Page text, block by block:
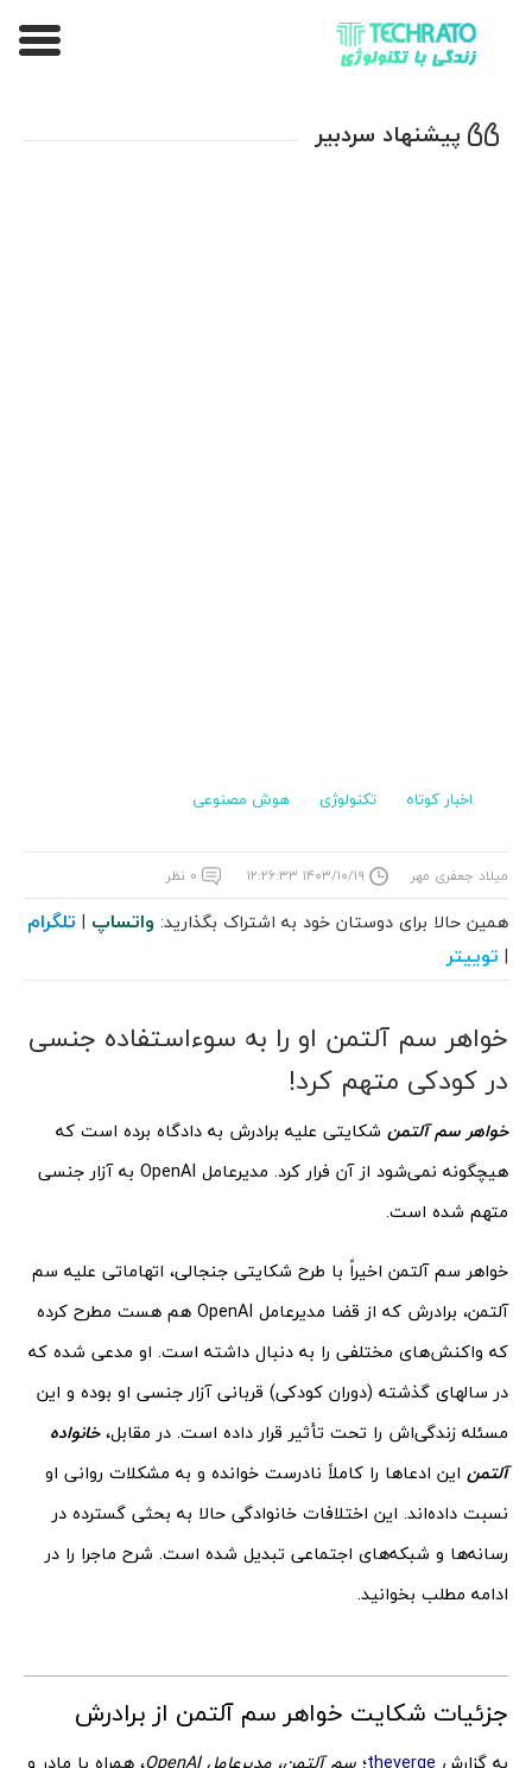
تکراتو – زندگی با تکنولوژی
پیشنهاد سردبیر
اخبار کوتاه تکنولوژی هوش مصنوعی
میلاد جعفری مهر ۱۴۰۳/۱۰/۱۹ ۱۲:۲۶:۳۳ ۰ نظر
همین حالا برای دوستان خود به اشتراک بگذارید: واتساپ | تلگرام
| توییتر
خواهر سم آلتمن او را به سوءاستفاده جنسی
در کودکی متهم کرد!
خواهر سم آلتمن شکایتی علیه برادرش به دادگاه برده است که
هیچگونه نمی‌شود از آن فرار کرد. مدیرعامل OpenAI به آزار جنسی
متهم شده است.
خواهر سم آلتمن اخیراً با طرح شکایتی جنجالی، اتهاماتی علیه سم
آلتمن، برادرش که از قضا مدیرعامل OpenAI هم هست مطرح کرده
که واکنش‌های مختلفی را به دنبال داشته است. او مدعی شده که
در سالهای گذشته (دوران کودکی) قربانی آزار جنسی او بوده و این
مسئله زندگی‌اش را تحت تأثیر قرار داده است. در مقابل،خانواده
آلتمن این ادعاها را کاملاً نادرست خوانده و به مشکلات روانی او
نسبت داده‌اند. این اختلافات خانوادگی حالا به بحثی گسترده در
رسانه‌ها و شبکه‌های اجتماعی تبدیل شده است. شرح ماجرا را در
ادامه مطلب بخوانید.
جزئیات شکایت خواهر سم آلتمن از برادرش